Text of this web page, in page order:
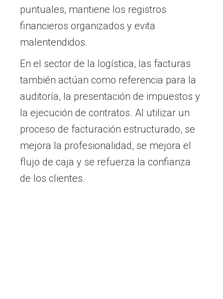
puntuales, mantiene los registros
financieros organizados y evita
malentendidos.
En el sector de la logística, las facturas
también actúan como referencia para la
auditoría, la presentación de impuestos y
la ejecución de contratos. Al utilizar un
proceso de facturación estructurado, se
mejora la profesionalidad, se mejora el
flujo de caja y se refuerza la confianza
de los clientes.